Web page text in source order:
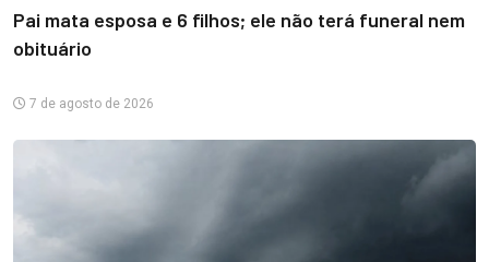
Pai mata esposa e 6 filhos; ele não terá funeral nem
obituário
7 de agosto de 2026